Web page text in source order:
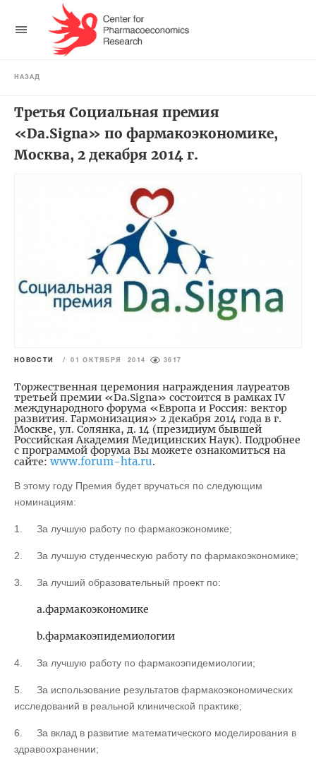
НАЗАД
Третья Социальная премия
«Da.Signa» по фармакоэкономике,
Москва, 2 декабря 2014 г.
НОВОСТИ / 01 ОКТЯБРЯ 2014 3617
Торжественная церемония награждения лауреатов
третьей премии «Da.Signa» состоится в рамках IV
международного форума «Европа и Россия: вектор
развития. Гармонизация» 2 декабря 2014 года в г.
Москве, ул. Солянка, д. 14 (президиум бывшей
Российская Академия Медицинских Наук). Подробнее
с программой форума Вы можете ознакомиться на
сайте: www.forum-hta.ru.
В этому году Премия будет вручаться по следующим
номинациям:
1. За лучшую работу по фармакоэкономике;
2. За лучшую студенческую работу по фармакоэкономике;
3. За лучший образовательный проект по:
a.фармакоэкономике
b.фармакоэпидемиологии
4. За лучшую работу по фармакоэпидемиологии;
5.
За использование результатов фармакоэкономических
исследований в реальной клинической практике;
6.
За вклад в развитие математического моделирования в
здравоохранении;